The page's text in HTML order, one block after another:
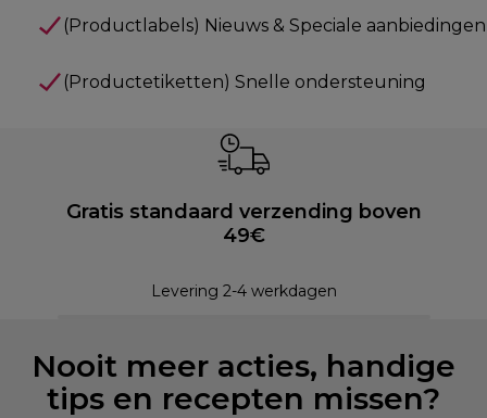
(Productlabels) Nieuws & Speciale aanbiedingen
(Productetiketten) Snelle ondersteuning
Gratis standaard verzending boven
49€
Levering 2-4 werkdagen
Nooit meer acties, handige
tips en recepten missen?